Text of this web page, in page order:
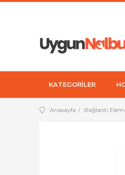
KATEGORİLER
Anasayfa Bağlantı